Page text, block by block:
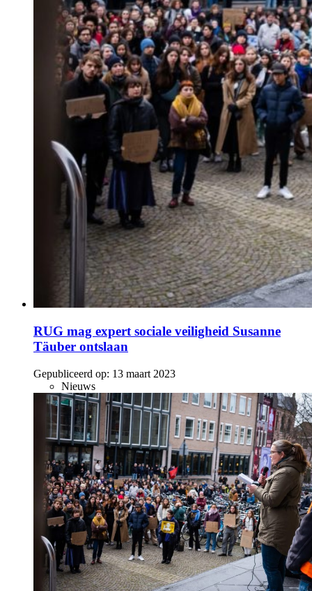
RUG mag expert sociale veiligheid Susanne
Täuber ontslaan
Gepubliceerd op: 13 maart 2023
Nieuws